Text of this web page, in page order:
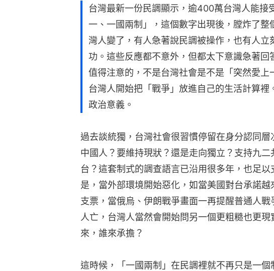
台灣最新一份民調顯示，逾400萬台灣人能接
一、一國兩制」，這個數字出現後，膛炸了整
灣人變了，有人急著說民調被操作，也有人立
功。這些反應都不意外，但都太下意識急著回
值得注意的，不是台灣社會是不是「突然愛上
台灣人開始把「戰爭」放進自己的生活計算
政治意義。
過去談統獨，台灣社會很習慣停留在身分認同
中國人？要維持現狀？還是走向獨立？支持九
台？這套制式的調查語言已沿用很多年，也足
是，當外部環境開始惡化，如當美國對台承諾
支票，當俄烏、伊朗戰爭畫面一再提醒普通人
人亡，台灣人當然會開始問另一個更粗糙也更
來，誰來承擔？
這時候，「一國兩制」在民調裡就不再只是一